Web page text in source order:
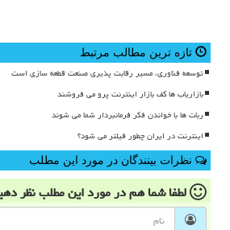
تازه ترین مطالب مرتبط
توسعه فناوری، مسیر رقابت پذیری صنعت قطعه سازی است
بازاریاب ها کف بازار اینترنت پرو می فروشند
ربات ها با خواندن فکر فرمانبردار شما می شوند
اینترنت در ایران چطور فیلتر می شود؟
نظرات بینندگان در مورد این مطلب
لطفا شما همدر مورد این مطلبنظر